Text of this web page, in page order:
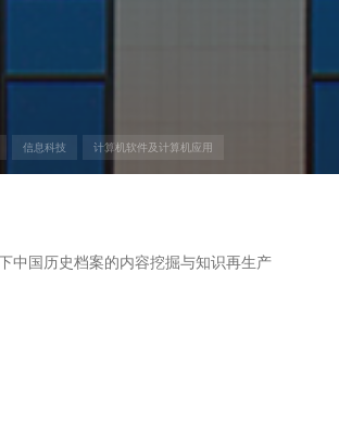
页
信息科技 计算机软件及计算机应用
中国历史档案的内容挖掘与知识再生产